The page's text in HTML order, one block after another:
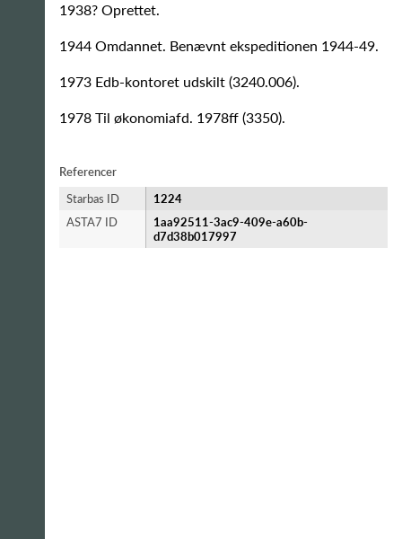
1938? Oprettet.
1944 Omdannet. Benævnt ekspeditionen 1944-49.
1973 Edb-kontoret udskilt (3240.006).
1978 Til økonomiafd. 1978ff (3350).
Referencer
Starbas ID
1224
ASTA7 ID
1aa92511-3ac9-409e-a60b-
d7d38b017997